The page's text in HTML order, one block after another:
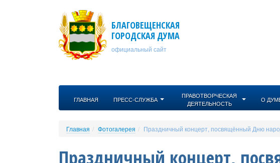
БЛАГОВЕЩЕНСКАЯ
ГОРОДСКАЯ ДУМА
официальный сайт
ГЛАВНАЯ ПРЕСС-СЛУЖБА
ПРАВОТВОРЧЕСКАЯ
ДЕЯТЕЛЬНОСТЬ
О
Главная Фотогалерея Праздничный концерт, посвящённый Дню
Праздничный концерт,